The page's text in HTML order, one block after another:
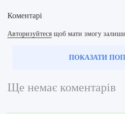
Коментарі
Авторизуйтеся щоб мати змогу
ПОКАЗАТИ
Ще немає коментарів